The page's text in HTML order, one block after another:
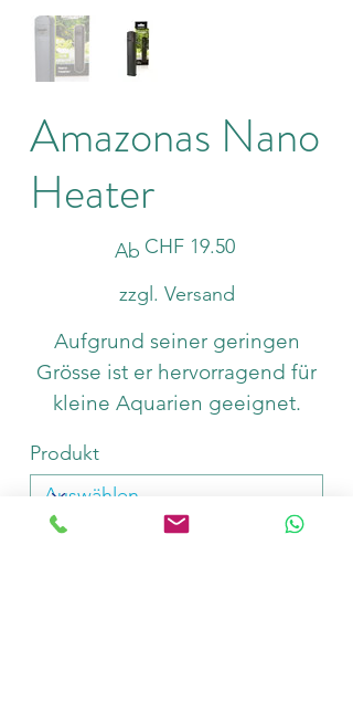
Amazonas Nano
Heater
Ab Preis
CHF 19.50
zzgl. Versand
Aufgrund seiner geringen
Grösse ist er hervorragend für
kleine Aquarien geeignet.
Produkt